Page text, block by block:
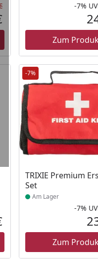
Rabatt in Prozent
Ursprünglicher Preis
Aktueller Preis
-7%
Zum
Aktueller Preis
-7%
TRIXIE Premium
Set
Produkt am Lager
Am Lager
-7%
Zum